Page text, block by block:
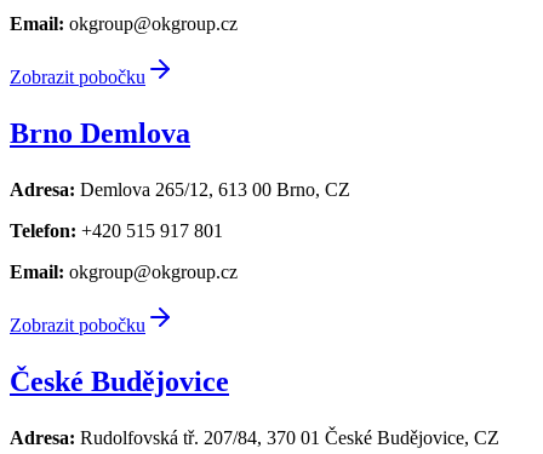
Email: okgroup@okgroup.cz
Zobrazit pobočku
Brno Demlova
Adresa: Demlova 265/12, 613 00 Brno, CZ
Telefon: +420 515 917 801
Email: okgroup@okgroup.cz
Zobrazit pobočku
České Budějovice
Adresa: Rudolfovská tř. 207/84, 370 01 České Budějovice, CZ